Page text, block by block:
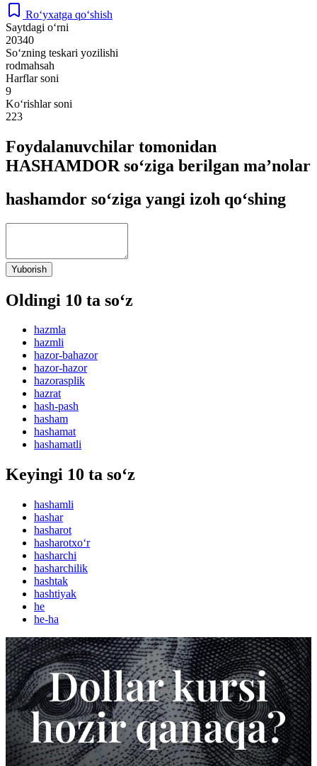
Ro‘yxatga qo‘shish
Saytdagi o‘rni
20340
So‘zning teskari yozilishi
rodmahsah
Harflar soni
9
Ko‘rishlar soni
223
Foydalanuvchilar tomonidan
HASHAMDOR so‘ziga berilgan ma’nolar
hashamdor so‘ziga yangi izoh qo‘shing
Yuborish
Oldingi 10 ta so‘z
hazmla
hazmli
hazor-bahazor
hazor-hazor
hazorasplik
hazrat
hash-pash
hasham
hashamat
hashamatli
Keyingi 10 ta so‘z
hashamli
hashar
hasharot
hasharotxo‘r
hasharchi
hasharchilik
hashtak
hashtiyak
he
he-ha